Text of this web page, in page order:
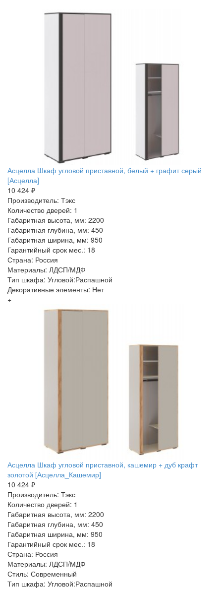
Асцелла Шкаф угловой приставной, белый + графит серый
[Асцелла]
10 424 ₽
Производитель: Тэкс
Количество дверей: 1
Габаритная высота, мм: 2200
Габаритная глубина, мм: 450
Габаритная ширина, мм: 950
Гарантийный срок мес.: 18
Страна: Россия
Материалы: ЛДСП/МДФ
Тип шкафа: Угловой:Распашной
Декоративные элементы: Нет
+
Асцелла Шкаф угловой приставной, кашемир + дуб крафт
золотой [Асцелла_Кашемир]
10 424 ₽
Производитель: Тэкс
Количество дверей: 1
Габаритная высота, мм: 2200
Габаритная глубина, мм: 450
Габаритная ширина, мм: 950
Гарантийный срок мес.: 18
Страна: Россия
Материалы: ЛДСП/МДФ
Стиль: Современный
Тип шкафа: Угловой:Распашной